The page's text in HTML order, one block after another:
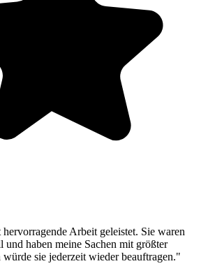
Arbeit geleistet. Sie waren
haben meine Sachen mit größter
sie jederzeit wieder beauftragen."